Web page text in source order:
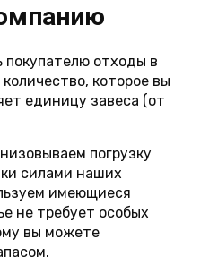
отходы в
которое вы
единицу завеса (от
погрузку
силами наших
имеющиеся
не требует особых
вы можете